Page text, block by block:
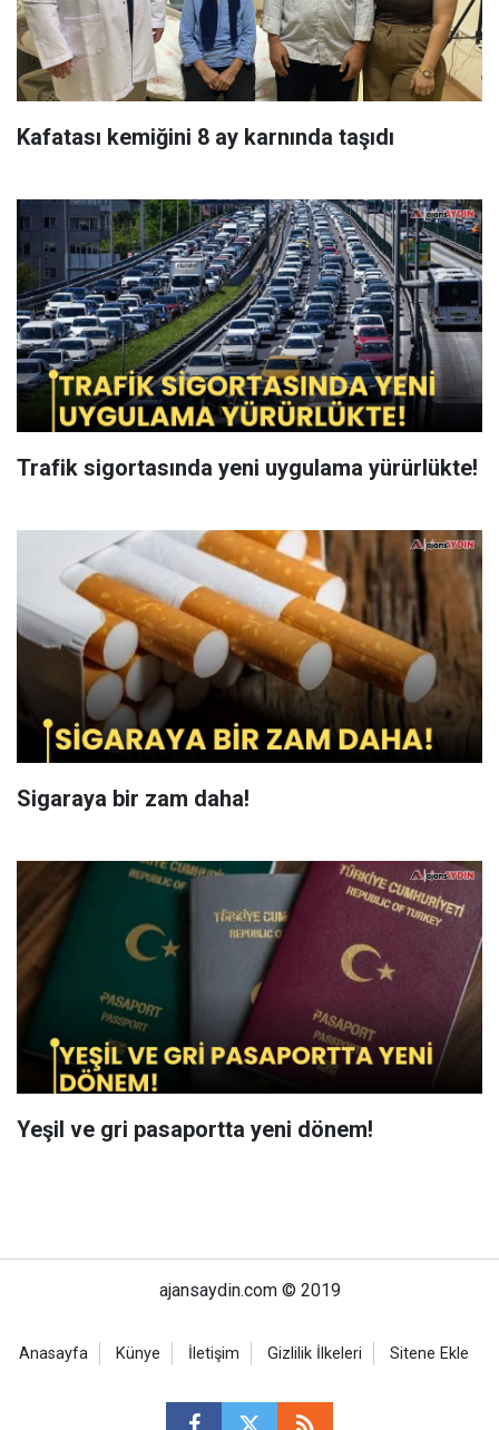
Kafatası kemiğini 8 ay karnında taşıdı
Trafik sigortasında yeni uygulama yürürlükte!
Sigaraya bir zam daha!
Yeşil ve gri pasaportta yeni dönem!
ajansaydin.com © 2019
Anasayfa Künye İletişim Gizlilik İlkeleri Sitene Ekle